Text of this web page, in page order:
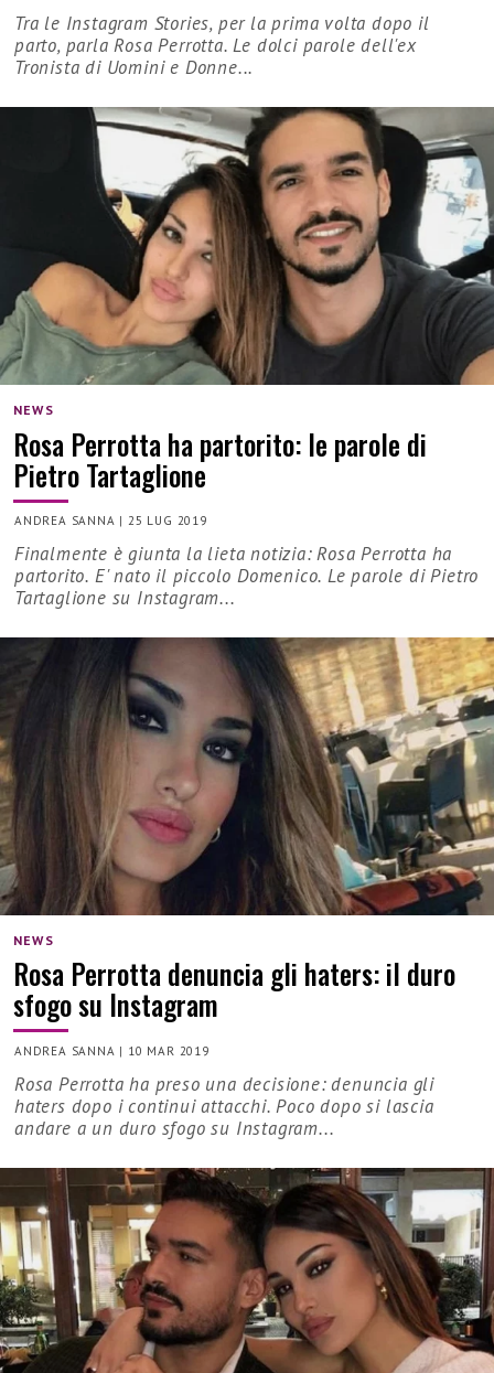
Tra le Instagram Stories, per la prima volta dopo il
parto, parla Rosa Perrotta. Le dolci parole dell'ex
Tronista di Uomini e Donne...
NEWS
Rosa Perrotta ha partorito: le parole di
Pietro Tartaglione
ANDREA SANNA |25 LUG 2019
Finalmente è giunta la lieta notizia: Rosa Perrotta ha
partorito. E' nato il piccolo Domenico. Le parole di Pietro
Tartaglione su Instagram...
NEWS
Rosa Perrotta denuncia gli haters: il duro
sfogo su Instagram
ANDREA SANNA | 10 MAR 2019
Rosa Perrotta ha preso una decisione: denuncia gli
haters dopo i continui attacchi. Poco dopo si lascia
andare a un duro sfogo su Instagram...